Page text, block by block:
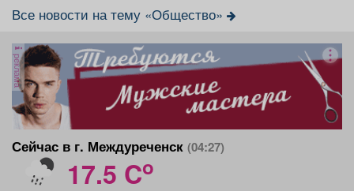
Все новости на тему «Общество»
реклама
Сейчас в г. Междуреченск (04:27)
17.5 Co